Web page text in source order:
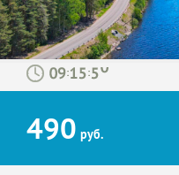
: :
490 руб.